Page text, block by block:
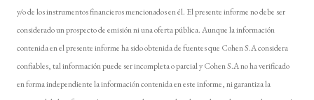
y/o de los instrumentos financieros mencionados en él. El presente informe no debe ser
considerado un prospecto de emisión ni una oferta pública. Aunque la información
contenida en el presente informe ha sido obtenida de fuentes que Cohen S.A considera
confiables, tal información puede ser incompleta o parcial y Cohen S.A no ha verificado
en forma independiente la información contenida en este informe, ni garantiza la